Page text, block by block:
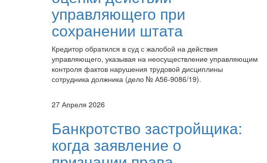
управляющего при
сохранении штата
Кредитор обратился в суд с жалобой на действия
управляющего, указывая на неосуществление управляющим
контроля фактов нарушения трудовой дисциплины
сотрудника должника (дело № А56-9086/19).
27 Апреля 2026
Банкротство застройщика:
когда заявление о